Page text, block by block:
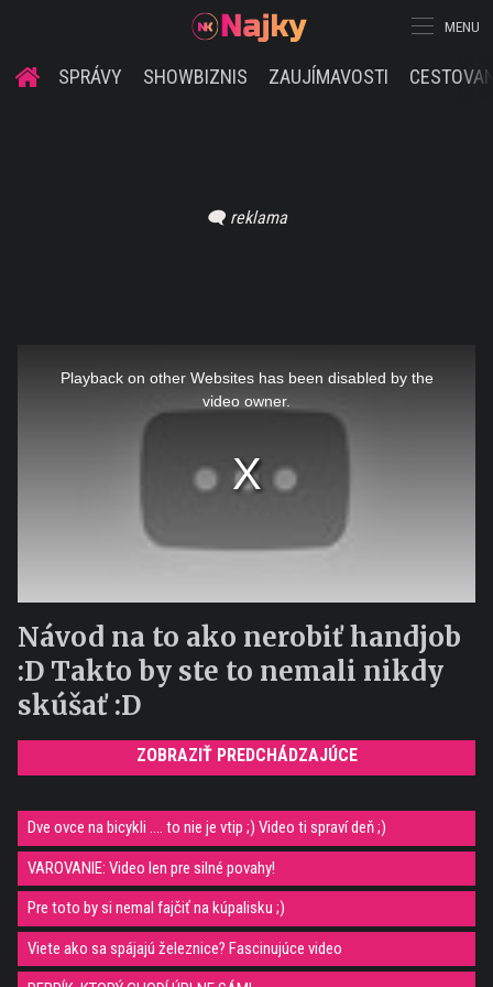
MENU
SPRÁVY SHOWBIZNIS ZAUJÍMAVOSTI
Playback on other Websites has been disabled by the
video owner.
Návod na to ako nerobiť handjob
:D Takto by ste to nemali nikdy
skúšať :D
ZOBRAZIŤ PREDCHÁDZAJÚCE
Dve ovce na bicykli .... to nie je vtip ;) Video ti spraví deň ;)
VAROVANIE: Video len pre silné povahy!
Pre toto by si nemal fajčiť na kúpalisku ;)
Viete ako sa spájajú železnice? Fascinujúce video